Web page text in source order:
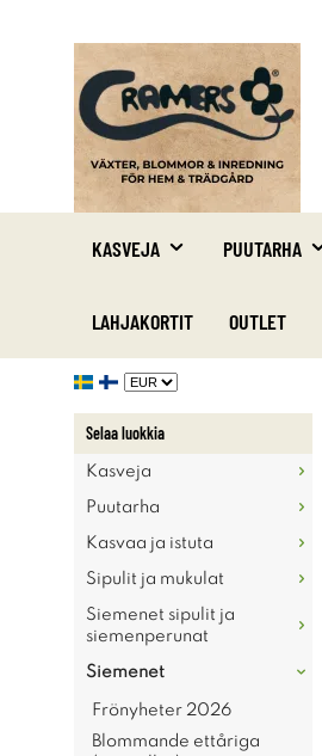
KASVEJA PUUTARHA
LAHJAKORTIT OUTLET
Selaa luokkia
Kasveja
Puutarha
Kasvaa ja istuta
Sipulit ja mukulat
Siemenet sipulit ja
siemenperunat
Siemenet
Frönyheter 2026
Blommande ettåriga